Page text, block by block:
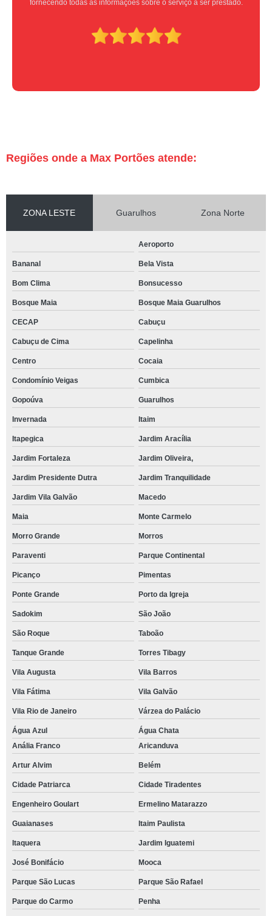
Super indico.
Regiões onde a Max Portões atende:
ZONA LESTE Guarulhos Zona Norte
Aeroporto
Bananal Bela Vista
Bom Clima Bonsucesso
Bosque Maia Bosque Maia Guarulhos
CECAP Cabuçu
Cabuçu de Cima Capelinha
Centro Cocaia
Condomínio Veigas Cumbica
Gopoúva Guarulhos
Invernada Itaim
Itapegica Jardim Aracília
Jardim Fortaleza Jardim Oliveira,
Jardim Presidente Dutra Jardim Tranquilidade
Jardim Vila Galvão Macedo
Maia Monte Carmelo
Morro Grande Morros
Paraventi Parque Continental
Picanço Pimentas
Ponte Grande Porto da Igreja
Sadokim São João
São Roque Taboão
Tanque Grande Torres Tibagy
Vila Augusta Vila Barros
Vila Fátima Vila Galvão
Vila Rio de Janeiro Várzea do Palácio
Água Azul
Água Chata
Anália Franco
Aricanduva
Artur Alvim Belém
Cidade Patriarca Cidade Tiradentes
Engenheiro Goulart Ermelino Matarazzo
Guaianases Itaim Paulista
Itaquera Jardim Iguatemi
José Bonifácio Mooca
Parque São Lucas Parque São Rafael
Parque do Carmo Penha